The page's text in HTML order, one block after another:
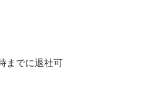
までに退社可